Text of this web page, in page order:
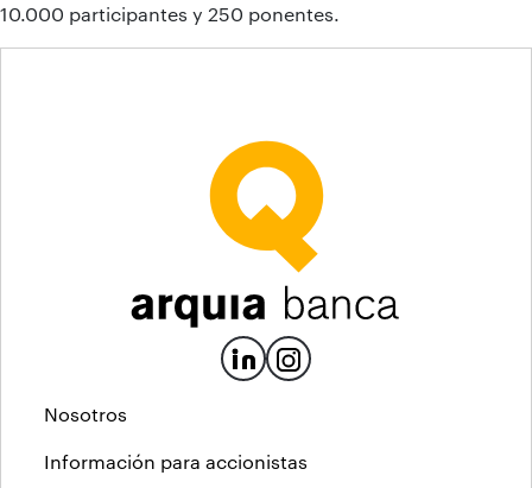
10.000 participantes y 250 ponentes.
Nosotros
Información para accionistas